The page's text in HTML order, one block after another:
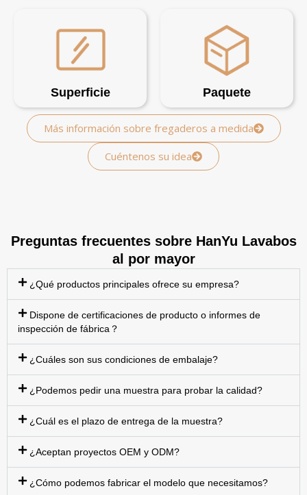
Superficie Paquete
Más información sobre fregaderos a medida
Cuéntenos su idea
Preguntas frecuentes sobre HanYu Lavabos
al por mayor
¿Qué productos principales ofrece su empresa?
Dispone de certificaciones de producto o informes de
inspección de fábrica？
¿Cuáles son sus condiciones de embalaje?
¿Podemos pedir una muestra para probar la calidad?
¿Cuál es el plazo de entrega de la muestra?
¿Aceptan proyectos OEM y ODM?
¿Cómo podemos fabricar el modelo que necesitamos?